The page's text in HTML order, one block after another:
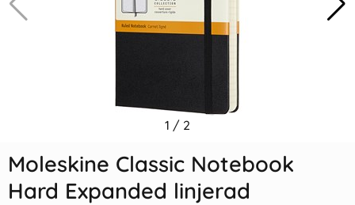
55 kr/st 399 kr/st
1 / 2
Moleskine Classic Notebook
Hard Expanded linjerad